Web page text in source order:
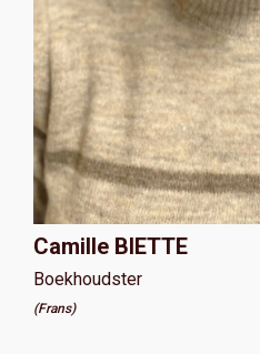
Camille BIETTE
Boekhoudster
(Frans)